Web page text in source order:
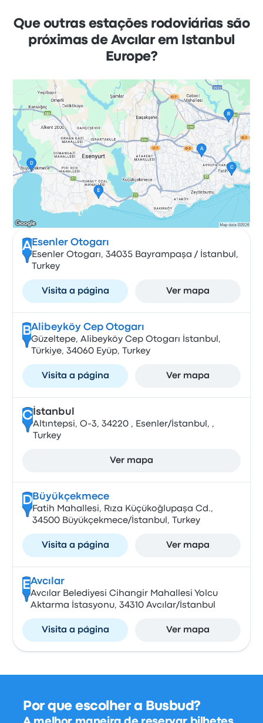
Que outras estações rodoviárias são
próximas de Avcılar em Istanbul
Europe?
A Esenler Otogarı
Esenler Otogarı, 34035 Bayrampaşa / İstanbul,
Turkey
Visita a página Ver mapa
BAlibeyköy Cep Otogarı
Güzeltepe, Alibeyköy Cep Otogarı İstanbul,
Türkiye, 34060 Eyüp, Turkey
Visita a página Ver mapa
Cİstanbul
Altıntepsi, O-3, 34220 , Esenler/İstanbul, ,
Turkey
Ver mapa
DBüyükçekmece
Fatih Mahallesi, Rıza Küçükoğlupaşa Cd.,
34500 Büyükçekmece/İstanbul, Turkey
Visita a página Ver mapa
EAvcılar
Avcılar Belediyesi Cihangir Mahallesi Yolcu
Aktarma İstasyonu, 34310 Avcılar/İstanbul
Visita a página Ver mapa
Por que escolher a Busbud?